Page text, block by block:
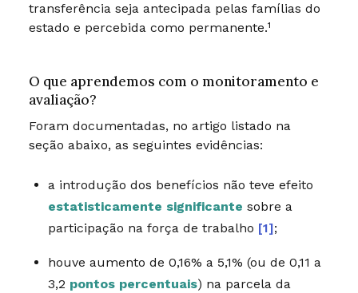
transferência seja antecipada pelas famílias do
estado e percebida como permanente.¹
O que aprendemos com o monitoramento e
avaliação?
Foram documentadas, no artigo listado na
seção abaixo, as seguintes evidências:
a introdução dos benefícios não teve efeito
estatisticamente significante sobre a
participação na força de trabalho [1];
houve aumento de 0,16% a 5,1% (ou de 0,11 a
3,2 pontos percentuais) na parcela da